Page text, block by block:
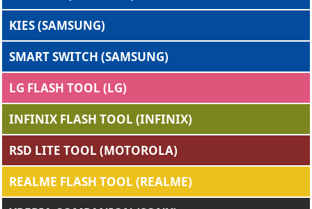
KIES (SAMSUNG)
SMART SWITCH (SAMSUNG)
LG FLASH TOOL (LG)
INFINIX FLASH TOOL (INFINIX)
RSD LITE TOOL (MOTOROLA)
REALME FLASH TOOL (REALME)